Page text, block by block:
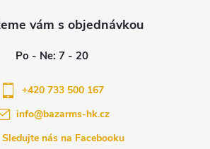
info@bazarms-hk.cz
+420 733 500 167
Sledujte nás na Facebooku